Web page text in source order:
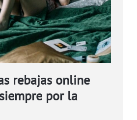
rebajas online
por la